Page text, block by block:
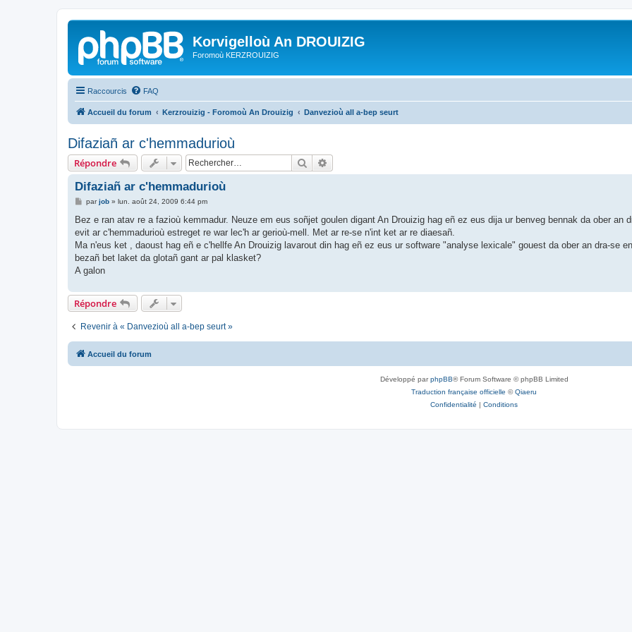
Korvigelloù An DROUIZIG
Foromoù KERZROUIZIG
Raccourcis FAQ
Accueil du forum Kerzrouizig - Foromoù An Drouizig Danvezioù all a-bep seurt
Difaziañ ar c'hemmadurioù
Répondre Rechercher
Difaziañ ar c'hemmadurioù
M
s
a
g
parjob» lun. août 24, 2009 6:44 pm
Bez e ran atav re a fazioù kemmadur. Neuze em eus soñjet goulen digant An Drouizig hag eñ ez eus dija ur benveg bennak da ober an
evit ar c'hemmadurioù estreget re war lec'h ar gerioù-mell. Met ar re-se n'int ket ar re diaesañ.
Ma n'eus ket , daoust hag eñ e c'hellfe An Drouizig lavarout din hag eñ ez eus ur software "analyse lexicale" gouest da ober an dra-se
bezañ bet laket da glotañ gant ar pal klasket?
A galon
Répondre
Revenir à « Danvezioù all a-bep seurt »
Accueil du forum
Développé parphpBB® Forum Software © phpBB Limited
Traduction française officielle ©Qiaeru
Confidentialité | Conditions